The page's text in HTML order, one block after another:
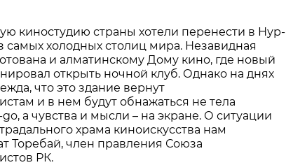
киностудию страны хотели перенести в Нур-
самых холодных столиц мира. Незавидная
и алматинскому Дому кино, где новый
открыть ночной клуб. Однако на днях
что это здание вернут
и в нем будут обнажаться не тела
а чувства и мысли – на экране. О ситуации
храма киноискусства нам
Торебай, член правления Союза
РК.